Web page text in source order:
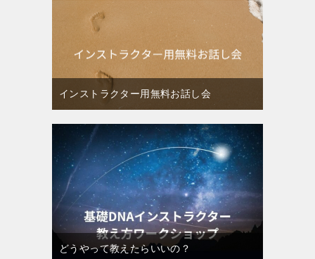
インストラクター用無料お話し会
どうやって教えたらいいの？